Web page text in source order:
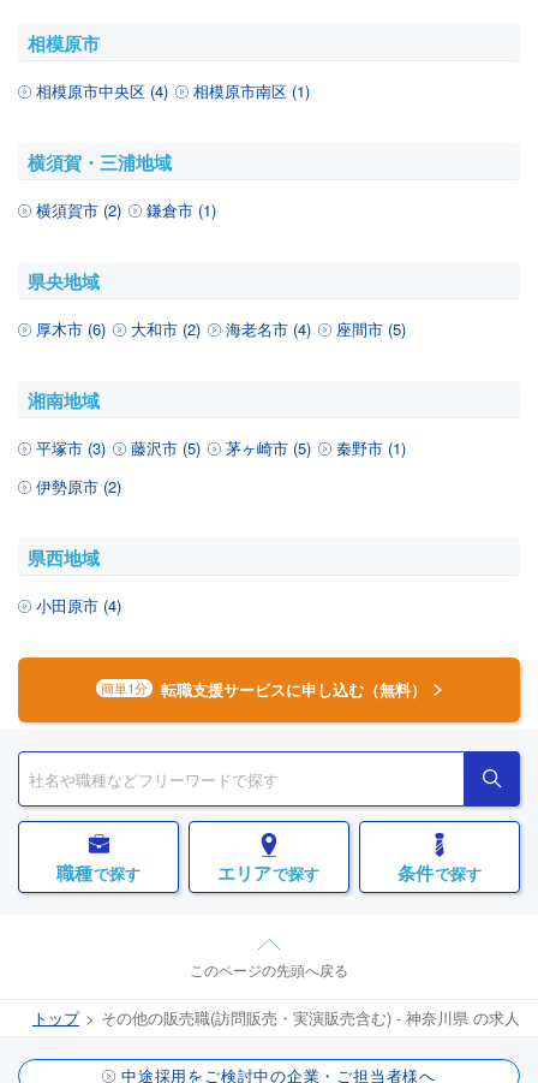
相模原市
相模原市中央区 (4) 相模原市南区 (1)
横須賀・三浦地域
横須賀市 (2) 鎌倉市 (1)
県央地域
厚木市 (6) 大和市 (2) 海老名市 (4) 座間市 (5)
湘南地域
平塚市 (3) 藤沢市 (5) 茅ヶ崎市 (5)
秦野市 (1)
伊勢原市 (2)
県西地域
小田原市 (4)
簡単1分 転職支援サービスに申し込む（無料）
職種で探す エリアで探す 条件で探す
このページの先頭へ戻る
トップ その他の販売職(訪問販売・実演販売含む) - 神奈川県 の求人
中途採用をご検討中の企業・ご担当者様へ